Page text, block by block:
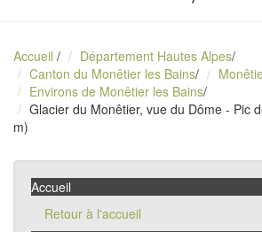
Accueil / Département Hautes Alpes/
Canton du Monêtier les Bains/
Environs de Monêtier les Bains/
Glacier du Monêtier, vue du Dôme - Pic
m)
Accueil
Retour à l'accueil